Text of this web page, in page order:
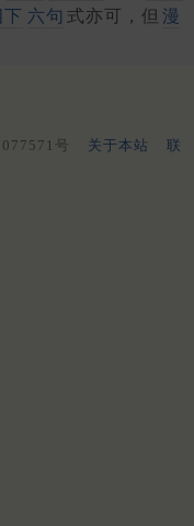
下 六句 式亦可，但 漫
号 关于本站
联